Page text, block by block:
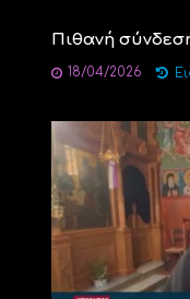
Πιθανή
18/04/2026